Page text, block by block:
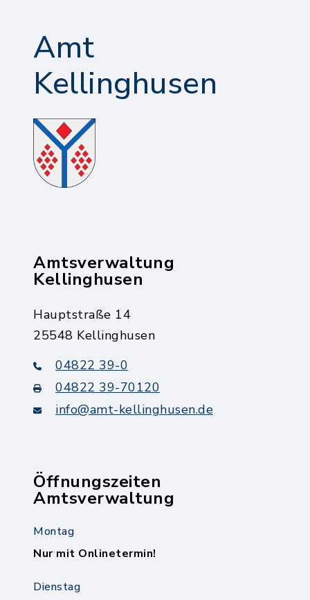
Amt
Kellinghusen
Amtsverwaltung
Kellinghusen
Hauptstraße 14
25548 Kellinghusen
04822 39-0
04822 39-70120
info@amt-kellinghusen.de
Öffnungszeiten
Amtsverwaltung
Montag
Nur mit Onlinetermin!
Dienstag